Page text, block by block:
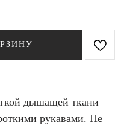
дышащей ткани
рукавами. Не